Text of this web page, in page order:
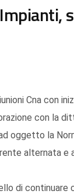
Cna con
con la
oggetto la
alternata e
di continuare